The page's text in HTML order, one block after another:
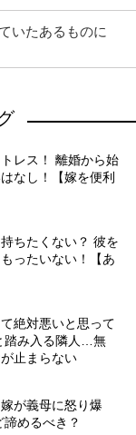
いたあるものに
レス！ 離婚から始
なし！【嫁を便利
ちたくない？ 彼を
ったいない！【あ
絶対悪いと思って
踏み入る隣人…無
止まらない
が義母に怒り爆
めるべき？